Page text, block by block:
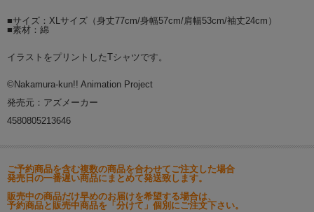
■サイズ：XLサイズ（身丈77cm/身幅57cm/肩幅53cm/袖丈24cm）
■素材：綿
イラストをプリントしたTシャツです。
©Nakamura-kun!! Animation Project
発売元：アズメーカー
4580805213646
ご予約商品を含む複数の商品を合わせてご注文した場合
発売日の一番遅い商品にまとめて発送致します。
販売中の商品だけ早めのお届けを希望する場合は、
予約商品と販売中商品を「分けて」個別にご注文下さい。